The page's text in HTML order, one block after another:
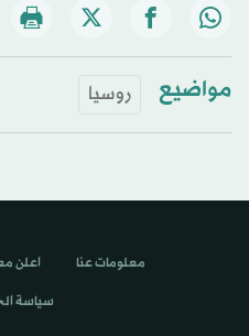
مواضيع روسيا
معلومات عنا اعلن
سياسة